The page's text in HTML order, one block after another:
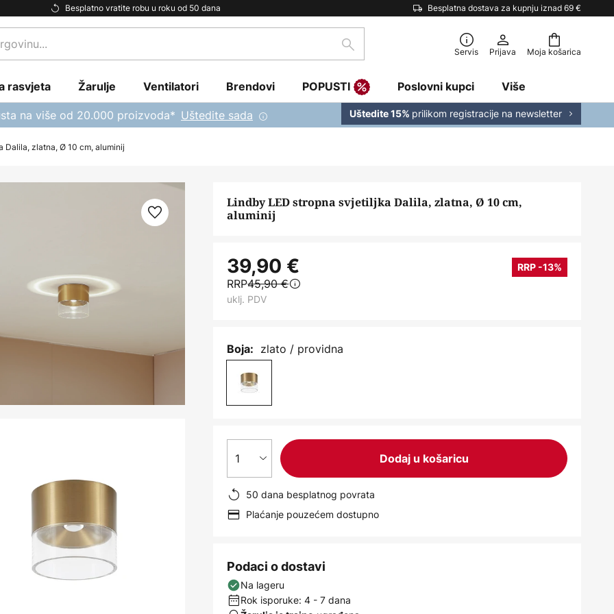
Besplatno vratite robu u roku od 50 dana Besplatna dostava za kupnju iznad 69 €
Moja košarica
traži Servis Prijava
rasvjeta Žarulje Ventilatori Brendovi POPUSTI Poslovni kupci Više
na više od 20.000 proizvoda* Uštedite sada Uštedite 15% prilikom registracije na newsletter
Dalila, zlatna, Ø 10 cm, aluminij
Lindby LED stropna svjetiljka Dalila, zlatna, Ø 10 cm,
aluminij
39,90 € RRP -13%
RRP45,90 €
uklj. PDV
Boja: zlato / providna
1 Dodaj u košaricu
50 dana besplatnog povrata
Plaćanje pouzećem dostupno
Podaci o dostavi
Na lageru
Rok isporuke: 4 - 7 dana